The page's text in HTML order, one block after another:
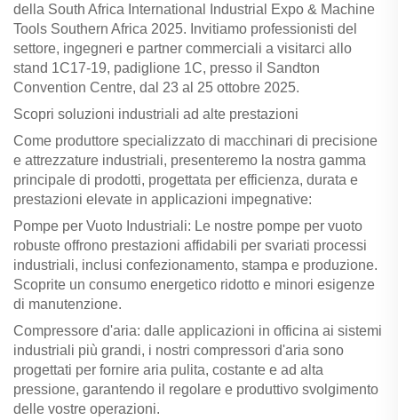
della South Africa International Industrial Expo & Machine
Tools Southern Africa 2025. Invitiamo professionisti del
settore, ingegneri e partner commerciali a visitarci allo
stand 1C17-19, padiglione 1C, presso il Sandton
Convention Centre, dal 23 al 25 ottobre 2025.
Scopri soluzioni industriali ad alte prestazioni
Come produttore specializzato di macchinari di precisione
e attrezzature industriali, presenteremo la nostra gamma
principale di prodotti, progettata per efficienza, durata e
prestazioni elevate in applicazioni impegnative:
Pompe per Vuoto Industriali: Le nostre pompe per vuoto
robuste offrono prestazioni affidabili per svariati processi
industriali, inclusi confezionamento, stampa e produzione.
Scoprite un consumo energetico ridotto e minori esigenze
di manutenzione.
Compressore d'aria: dalle applicazioni in officina ai sistemi
industriali più grandi, i nostri compressori d'aria sono
progettati per fornire aria pulita, costante e ad alta
pressione, garantendo il regolare e produttivo svolgimento
delle vostre operazioni.